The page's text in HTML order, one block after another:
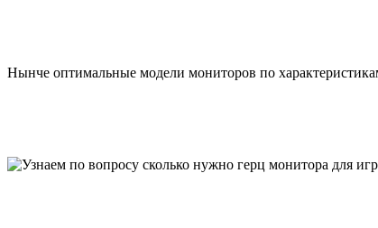
Нынче оптимальные модели мониторов по